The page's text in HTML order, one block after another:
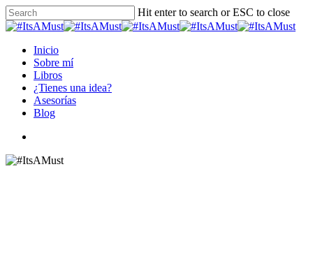
Skip
to
content
Hit enter to search or ESC to close
Close
Menu
Inicio
Sobre mí
Libros
¿Tienes una idea?
Asesorías
Blog